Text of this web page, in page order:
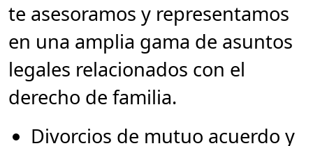
te asesoramos y representamos
en una amplia gama de asuntos
legales relacionados con el
derecho de familia.
Divorcios de mutuo acuerdo y